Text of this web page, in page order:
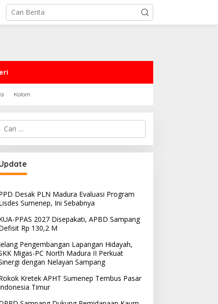
Kolom
Sampang Dukung
Kaum LGBT
untuk:
Desak PLN Madura Evaluasi Program
Sumenep, Ini Sebabnya
PPAS 2027 Disepakati, APBD Sampang
Rp 130,2 M
Pengembangan Lapangan Hidayah,
Migas-PC North Madura II Perkuat
dengan Nelayan Sampang
Kretek APHT Sumenep Tembus Pasar
Timur